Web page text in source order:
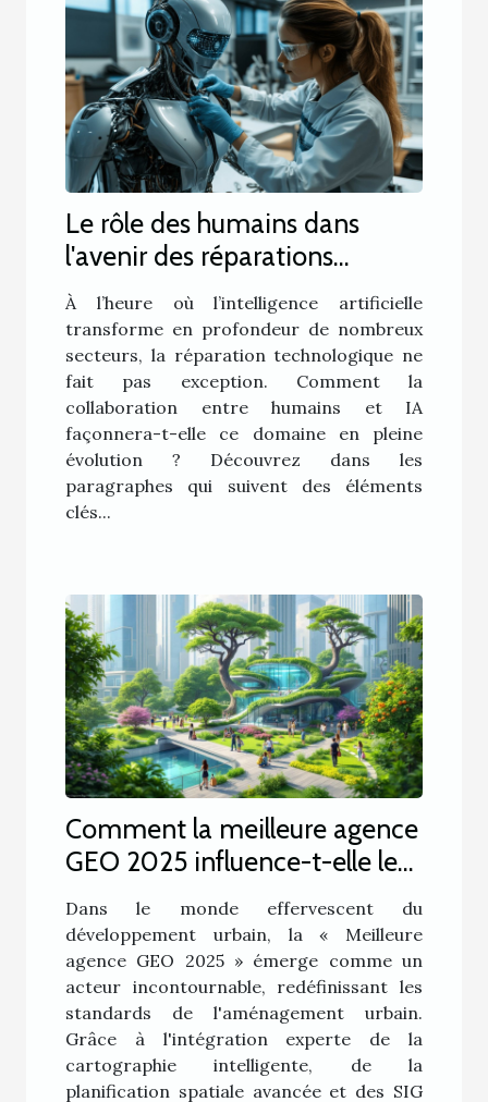
Le rôle des humains dans
l'avenir des réparations
technologiques assistées par
IA
À l’heure où l’intelligence artificielle
transforme en profondeur de nombreux
secteurs, la réparation technologique ne
fait pas exception. Comment la
collaboration entre humains et IA
façonnera-t-elle ce domaine en pleine
évolution ? Découvrez dans les
paragraphes qui suivent des éléments
clés...
Comment la meilleure agence
GEO 2025 influence-t-elle le
développement urbain ?
Dans le monde effervescent du
développement urbain, la « Meilleure
agence GEO 2025 » émerge comme un
acteur incontournable, redéfinissant les
standards de l'aménagement urbain.
Grâce à l'intégration experte de la
cartographie intelligente, de la
planification spatiale avancée et des SIG